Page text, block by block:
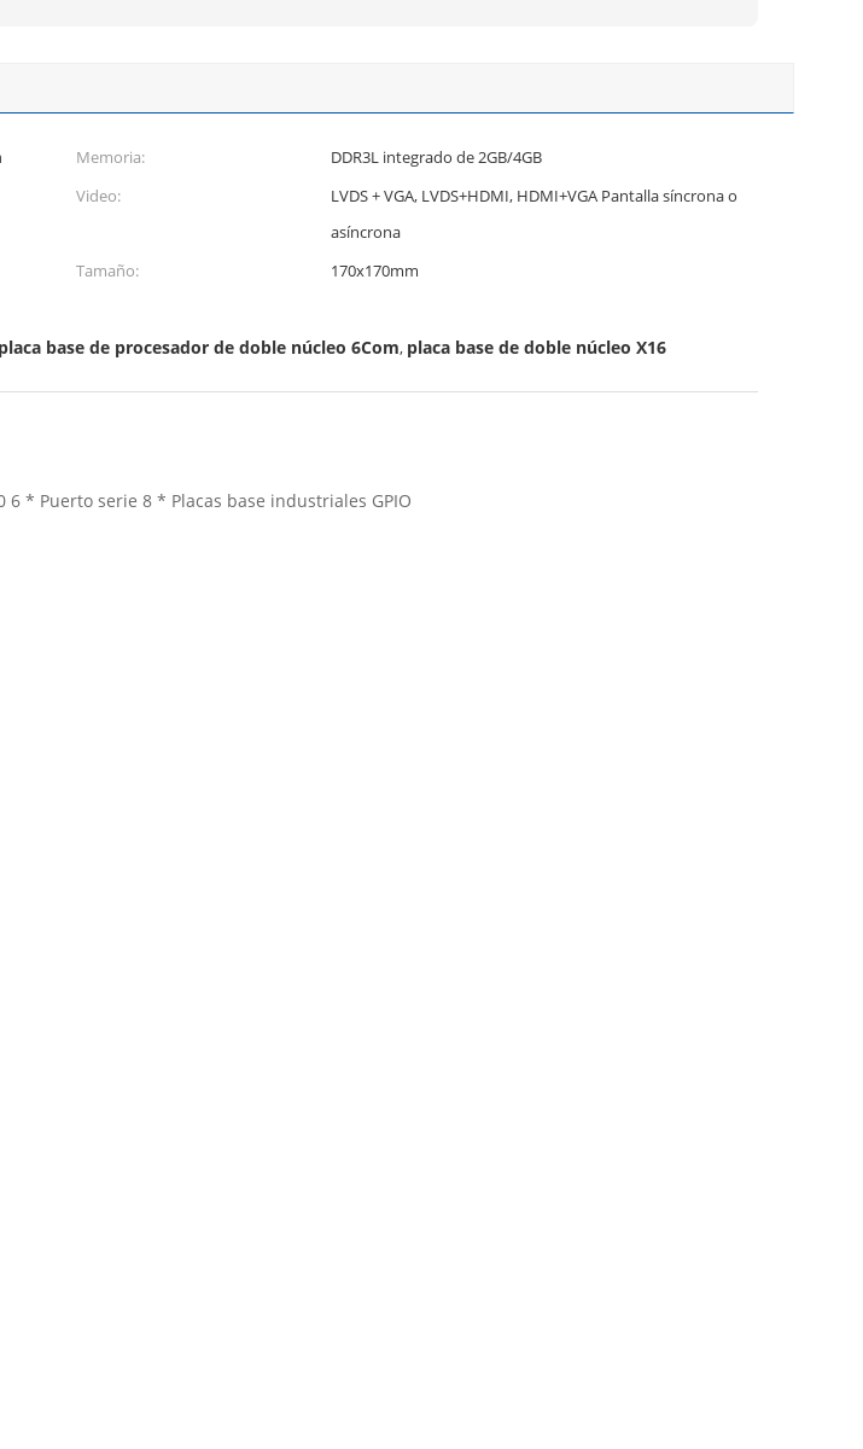
Memoria:
DDR3L integrado de 2GB/4GB
Video:
LVDS + VGA, LVDS+HDMI, HDMI+VGA Pantalla síncrona o
asíncrona
Tamaño:
170x170mm
placa base de procesador de doble núcleo 6Com, placa base de doble núcleo X16
6 * Puerto serie 8 * Placas base industriales GPIO